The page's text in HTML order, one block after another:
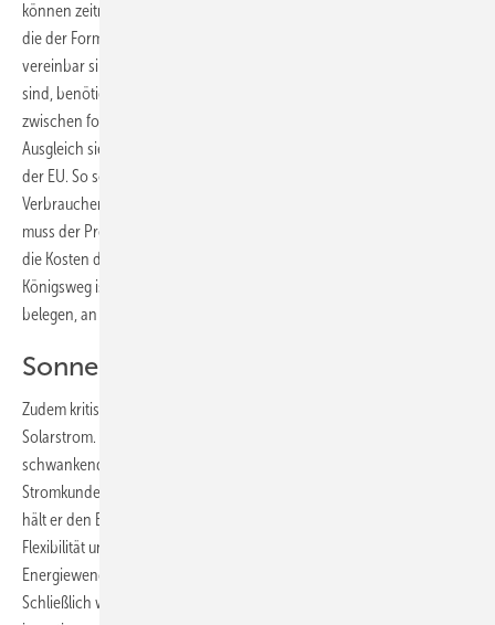
können zeitnahe nationale und überregionale Vereinbarungen sein,
die der Form halber schon mit einer späteren globalen Regelung
vereinbar sind“, schlägt Goldbeck vor. „Solange diese nicht umgesetzt
sind, benötigen wir Fördersysteme, die die Wettbewerbsverzerrungen
zwischen fossilen und erneuerbaren Energien ausgleichen.“ Diesen
Ausgleich sieht er in der Weiterentwicklung des Emissionshandels in
der EU. So sollte zum einen der der Kohlendioxidpreis auf alle
Verbraucher von Öl, Gas und Kohle erhoben werden. Zum anderen
muss der Preis für die Zertifikate so weit steigen, dass perspektivisch
die Kosten des Klimawandels abgedeckt werden. „Der langfristige
Königsweg ist, die fossilen Rohstoffe gleich an der Stelle mit Kosten zu
belegen, an der sie aus der Erde geholt werden“, sagt Goldbeck.
Sonnensteuer ist kontraproduktiv
Zudem kritisiert er die EEG-Umlage auf selbst verbrauchten
Solarstrom. „Bei perspektivisch 80 bis 100 Prozent Strom aus den
schwankenden Quellen Wind und Sonne haben diejenigen
Stromkunden Vorteile, die ihren Verbrauch flexibel steuern können“,
hält er den Befürwortern der Sonnensteuer entgegen. „Wer in
Flexibilität und Energieautarkie investiert, leistet seinen Beitrag zur
Energiewende und er sollte zumindest nicht dafür bestraft werden.“
Schließlich werden Verbraucher, die in Energieeffizienzmaßnahmen